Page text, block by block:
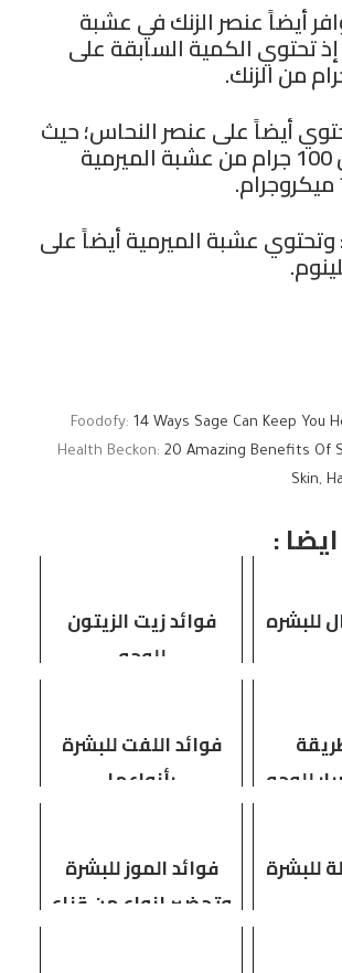
أيضاً عنصر الزنك في عشبة
إذ تحتوي الكمية السابقة على
أيضاً على عنصر النحاس؛ حيث
يتواجد بكل 100 جرام من عشبة الميرمية
وتحتوي عشبة الميرمية أيضاً على
Foodofy: 14 Ways Sage Can Keep You
Health Beckon: 20 Amazing Benefits Of
Skin,
:
للبشره
فوائد زيت الزيتون
للوجه
للوجه
فوائد اللفت للبشرة
بأنواعها
للبشرة
فوائد الموز للبشرة
وتحضير انواع من قناع